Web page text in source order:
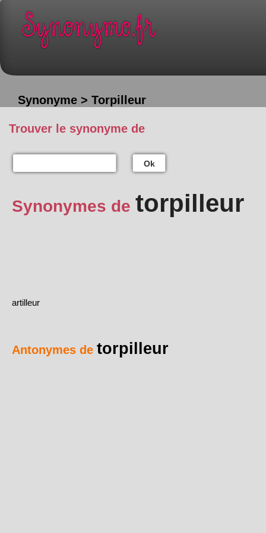
Synonyme > Torpilleur
Trouver le synonyme de
Ok
Synonymes de torpilleur
artilleur
Antonymes de torpilleur